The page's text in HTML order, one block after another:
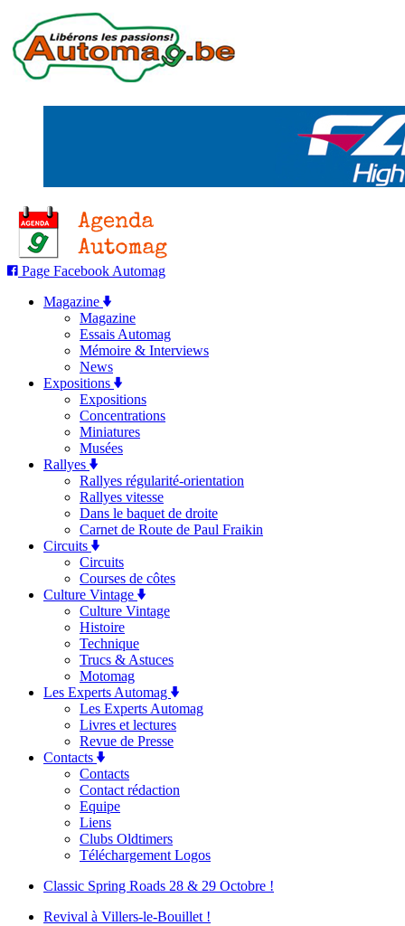
Page Facebook Automag
Magazine
Magazine
Essais Automag
Mémoire & Interviews
News
Expositions
Expositions
Concentrations
Miniatures
Musées
Rallyes
Rallyes régularité-orientation
Rallyes vitesse
Dans le baquet de droite
Carnet de Route de Paul Fraikin
Circuits
Circuits
Courses de côtes
Culture Vintage
Culture Vintage
Histoire
Technique
Trucs & Astuces
Motomag
Les Experts Automag
Les Experts Automag
Livres et lectures
Revue de Presse
Contacts
Contacts
Contact rédaction
Equipe
Liens
Clubs Oldtimers
Téléchargement Logos
Classic Spring Roads 28 & 29 Octobre !
Revival à Villers-le-Bouillet !